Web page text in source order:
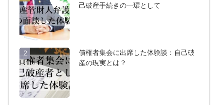
己破産手続きの一環として
2
債権者集会に出席した体験談：自己破
産の現実とは？